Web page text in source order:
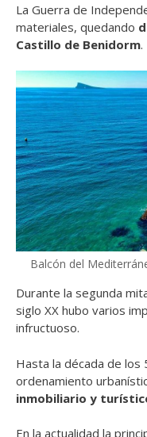
La Guerra de
materiales, quedando
Castillo de Benidorm.
Balcón del
Durante la segunda
siglo XX hubo varios
infructuoso.
Hasta la década de los
ordenamiento
inmobiliario y
En la actualidad la